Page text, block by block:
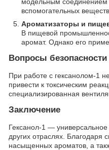
вспомогательных
Ароматизаторы и
В пищевой
аромат. Однако его
Вопросы безопасности
При работе с гексанолом-1
привести к токсическим
специализированная
Заключение
Гексанол-1 —
других отраслях. Благодаря
насыщенных ароматов, а